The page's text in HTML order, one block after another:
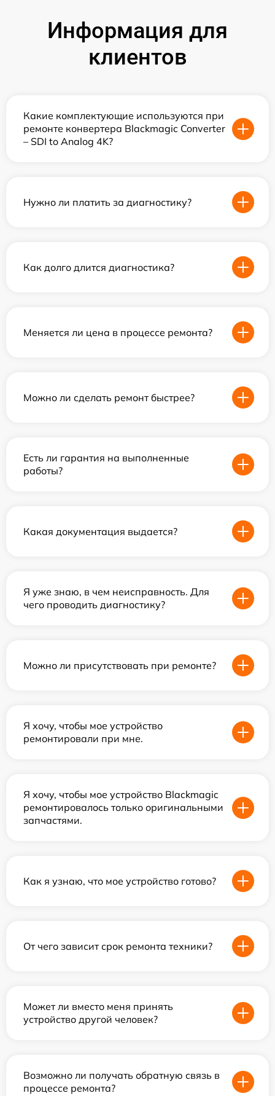
Информация для
клиентов
Какие комплектующие используются при
ремонте конвертера Blackmagic Converter
– SDI to Analog 4K?
Нужно ли платить за диагностику?
Как долго длится диагностика?
Меняется ли цена в процессе ремонта?
Можно ли сделать ремонт быстрее?
Есть ли гарантия на выполненные
работы?
Какая документация выдается?
Я уже знаю, в чем неисправность. Для
чего проводить диагностику?
Можно ли присутствовать при ремонте?
Я хочу, чтобы мое устройство
ремонтировали при мне.
Я хочу, чтобы мое устройство Blackmagic
ремонтировалось только оригинальными
запчастями.
Как я узнаю, что мое устройство готово?
От чего зависит срок ремонта техники?
Может ли вместо меня принять
устройство другой человек?
Возможно ли получать обратную связь в
процессе ремонта?